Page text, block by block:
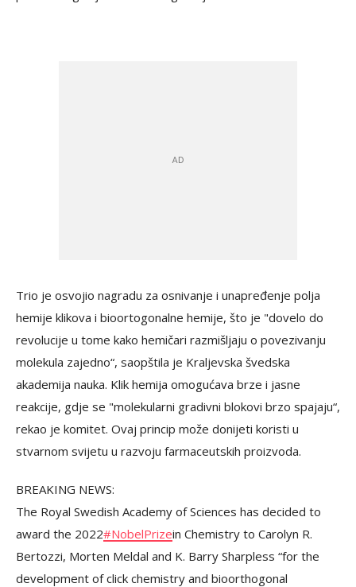
Trio je osvojio nagradu za osnivanje i unapređenje polja
hemije klikova i bioortogonalne hemije, što je "dovelo do
revolucije u tome kako hemičari razmišljaju o povezivanju
molekula zajedno“, saopštila je Kraljevska švedska
akademija nauka. Klik hemija omogućava brze i jasne
reakcije, gdje se "molekularni gradivni blokovi brzo spajaju“,
rekao je komitet. Ovaj princip može donijeti koristi u
stvarnom svijetu u razvoju farmaceutskih proizvoda.
BREAKING NEWS:
The Royal Swedish Academy of Sciences has decided to
award the 2022#NobelPrizein Chemistry to Carolyn R.
Bertozzi, Morten Meldal and K. Barry Sharpless “for the
development of click chemistry and bioorthogonal